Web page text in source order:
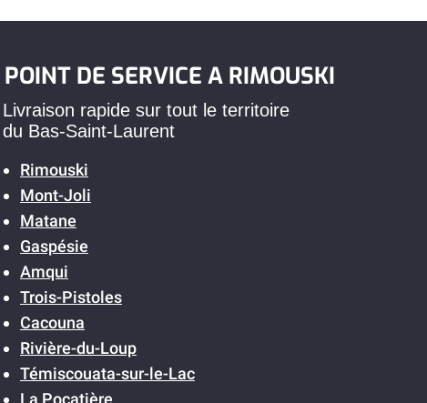
POINT DE SERVICE A RIMOUSKI
Livraison rapide sur tout le territoire
du Bas-Saint-Laurent
Rimouski
Mont-Joli
Matane
Gaspésie
Amqui
Trois-Pistoles
Cacouna
Rivière-du-Loup
Témiscouata-sur-le-Lac
La Pocatière